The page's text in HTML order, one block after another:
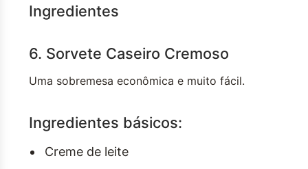
Ingredientes
6. Sorvete Caseiro Cremoso
Uma sobremesa econômica e muito fácil.
Ingredientes básicos:
Creme de leite